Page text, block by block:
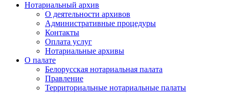
Нотариальный архив
О деятельности архивов
Административные процедуры
Контакты
Оплата услуг
Нотариальные архивы
О палате
Белорусская нотариальная палата
Правление
Территориальные нотариальные палаты